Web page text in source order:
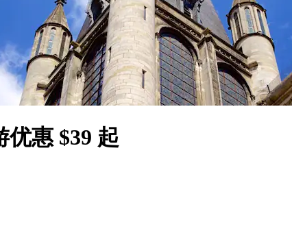
惠 $39 起